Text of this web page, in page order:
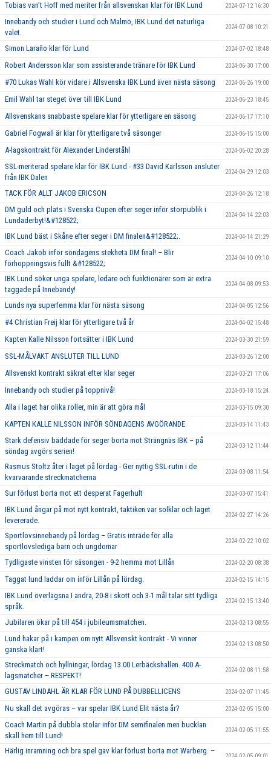
Tobias van’t Hoff med meriter från allsvenskan klar för IBK Lund 2024-07-12 16:30
Innebandy och studier i Lund och Malmö, IBK Lund det naturliga
valet.
2024-07-08 10:21
Simon Laraño klar för Lund 2024-07-02 18:48
Robert Andersson klar som assisterande tränare för IBK Lund 2024-06-30 17:00
#70 Lukas Wahl kör vidare i Allsvenska IBK Lund även nästa säsong 2024-06-26 19:00
Emil Wahl tar steget över till IBK Lund 2024-06-23 18:45
Allsvenskans snabbaste spelare klar för ytterligare en säsong 2024-06-17 17:10
Gabriel Fogwall är klar för ytterligare två säsonger 2024-06-15 15:00
A-lagskontrakt för Alexander Linderståhl 2024-06-02 20:28
SSL-meriterad spelare klar för IBK Lund - #33 David Karlsson ansluter
från IBK Dalen
2024-04-29 12:03
TACK FÖR ALLT JAKOB ERICSON 2024-04-26 12:18
DM guld och plats i Svenska Cupen efter seger inför storpublik i
Lundaderbyt!&#128522;
2024-04-14 22:03
IBK Lund bäst i Skåne efter seger i DM finalen&#128522;. 2024-04-14 21:29
Coach Jakob inför söndagens stekheta DM final! – Blir
förhoppningsvis fullt &#128522;
2024-04-10 09:10
IBK Lund söker unga spelare, ledare och funktionärer som är extra
taggade på Innebandy!
2024-04-08 09:53
Lunds nya superfemma klar för nästa säsong 2024-04-05 12:56
#4 Christian Freij klar för ytterligare två år 2024-04-02 15:48
Kapten Kalle Nilsson fortsätter i IBK Lund 2024-03-30 21:59
SSL-MÅLVAKT ANSLUTER TILL LUND 2024-03-26 12:00
Allsvenskt kontrakt säkrat efter klar seger 2024-03-21 17:06
Innebandy och studier på toppnivå! 2024-03-18 15:24
Alla i laget har olika roller, min är att göra mål 2024-03-15 09:30
KAPTEN KALLE NILSSON INFÖR SÖNDAGENS AVGÖRANDE 2024-03-14 11:43
Stark defensiv bäddade för seger borta mot Strängnäs IBK – på
söndag avgörs serien!
2024-03-12 11:44
Rasmus Stoltz åter i laget på lördag - Ger nyttig SSL-rutin i de
kvarvarande streckmatcherna
2024-03-08 11:54
Sur förlust borta mot ett desperat Fagerhult 2024-03-07 15:41
IBK Lund ångar på mot nytt kontrakt, taktiken var solklar och laget
levererade.
2024-02-27 14:26
Sportlovsinnebandy på lördag – Gratis inträde för alla
sportlovslediga barn och ungdomar
2024-02-22 10:02
Tydligaste vinsten för säsongen - 9-2 hemma mot Lillån 2024-02-20 08:38
Taggat lund laddar om inför Lillån på lördag. 2024-02-15 14:15
IBK Lund överlägsna I andra, 20-8 i skott och 3-1 mål talar sitt tydliga
språk.
2024-02-15 13:40
Jubilaren ökar på till 454 i jubileumsmatchen. 2024-02-13 08:55
Lund hakar på i kampen om nytt Allsvenskt kontrakt - Vi vinner
ganska klart!
2024-02-13 08:50
Streckmatch och hyllningar, lördag 13.00 Lerbäckshallen. 400 A-
lagsmatcher – RESPEKT!
2024-02-08 11:58
GUSTAV LINDAHL ÄR KLAR FÖR LUND PÅ DUBBELLICENS 2024-02-07 11:45
Nu skall det avgöras – var spelar IBK Lund Elit nästa år? 2024-02-05 15:00
Coach Martin på dubbla stolar inför DM semifinalen men bucklan
skall hem till Lund!
2024-02-05 11:55
Härlig inramning och bra spel gav klar förlust borta mot Warberg. –